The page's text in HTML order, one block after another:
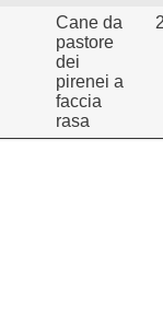
Cane da
pastore
dei
pirenei a
faccia
rasa